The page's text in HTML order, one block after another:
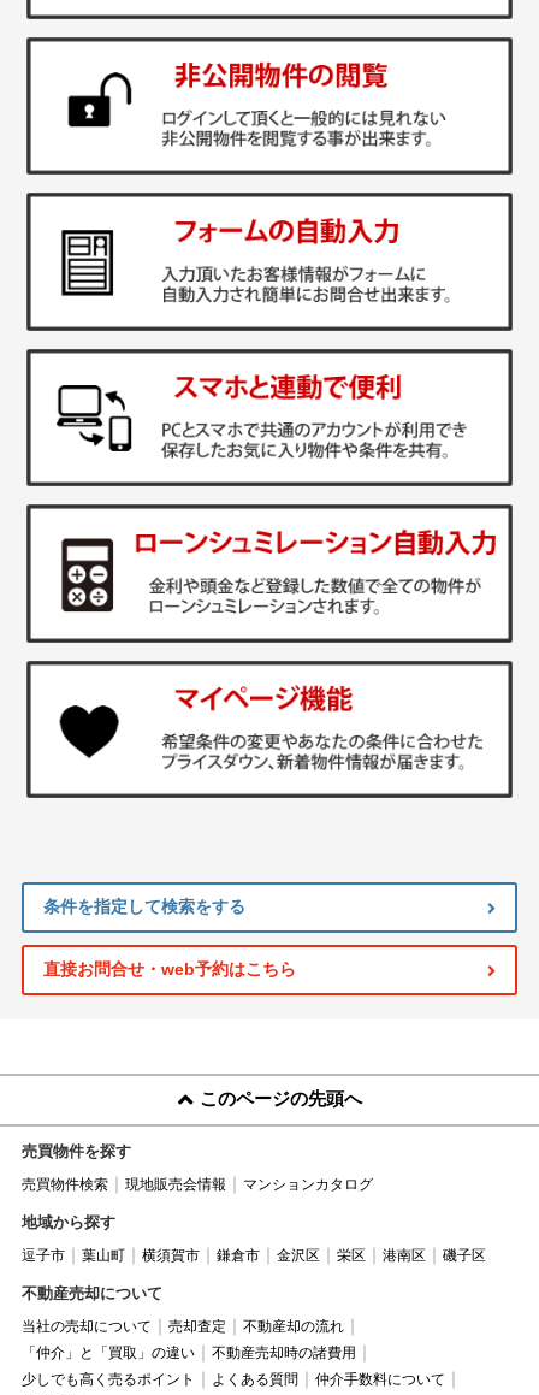
条件を指定して検索をする
直接お問合せ・web予約はこちら
このページの先頭へ
売買物件を探す
売買物件検索 現地販売会情報 マンションカタログ
地域から探す
逗子市 葉山町 横須賀市 鎌倉市 金沢区 栄区 港南区 磯子区
不動産売却について
当社の売却について 売却査定
不動産却の流れ
「仲介」と「買取」の違い
不動産売却時の諸費用
少しでも高く売るポイント
よくある質問
仲介手数料について